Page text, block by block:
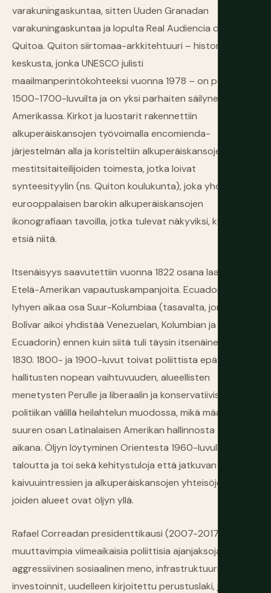
varakuningaskuntaa, sitten Uuden Granadan
varakuningaskuntaa ja lopulta Real Audiencia de
Quitoa. Quiton siirtomaa-arkkitehtuuri – historiallinen
keskusta, jonka UNESCO julisti
maailmanperintökohteeksi vuonna 1978 – on peräisin
1500-1700-luvuilta ja on yksi parhaiten säilyneistä
Amerikassa. Kirkot ja luostarit rakennettiin
alkuperäiskansojen työvoimalla encomienda-
järjestelmän alla ja koristeltiin alkuperäiskansojen ja
mestitsitaiteilijoiden toimesta, jotka loivat
synteesityylin (ns. Quiton koulukunta), joka yhdistää
eurooppalaisen barokin alkuperäiskansojen
ikonografiaan tavoilla, jotka tulevat näkyviksi, kun osaa
etsiä niitä.
Itsenäisyys saavutettiin vuonna 1822 osana laajempia
Etelä-Amerikan vapautuskampanjoita. Ecuador oli
lyhyen aikaa osa Suur-Kolumbiaa (tasavalta, jonka
Bolívar aikoi yhdistää Venezuelan, Kolumbian ja
Ecuadorin) ennen kuin siitä tuli täysin itsenäinen vuonna
1830. 1800- ja 1900-luvut toivat poliittista epävakautta
hallitusten nopean vaihtuvuuden, alueellisten
menetysten Perulle ja liberaalin ja konservatiivisen
politiikan välillä heilahtelun muodossa, mikä määritteli
suuren osan Latinalaisen Amerikan hallinnosta tänä
aikana. Öljyn löytyminen Orientesta 1960-luvulla muutti
taloutta ja toi sekä kehitystuloja että jatkuvan konfliktin
kaivuuintressien ja alkuperäiskansojen yhteisöjen välillä,
joiden alueet ovat öljyn yllä.
Rafael Correadan presidenttikausi (2007-2017) oli
muuttavimpia viimeaikaisia poliittisia ajanjaksoja:
aggressiivinen sosiaalinen meno, infrastruktuuri-
investoinnit, uudelleen kirjoitettu perustuslaki, joka